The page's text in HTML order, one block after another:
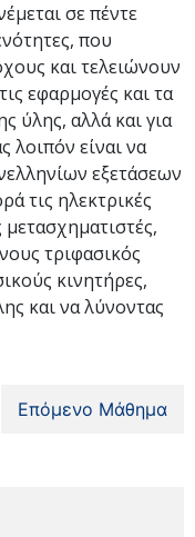
σε πέντε
που
και τελειώνουν
εφαρμογές και τα
ύλης, αλλά και για
είναι να
εξετάσεων
τις ηλεκτρικές
τριφασικός
κινητήρες,
και να λύνοντας
Επόμενο Μάθημα